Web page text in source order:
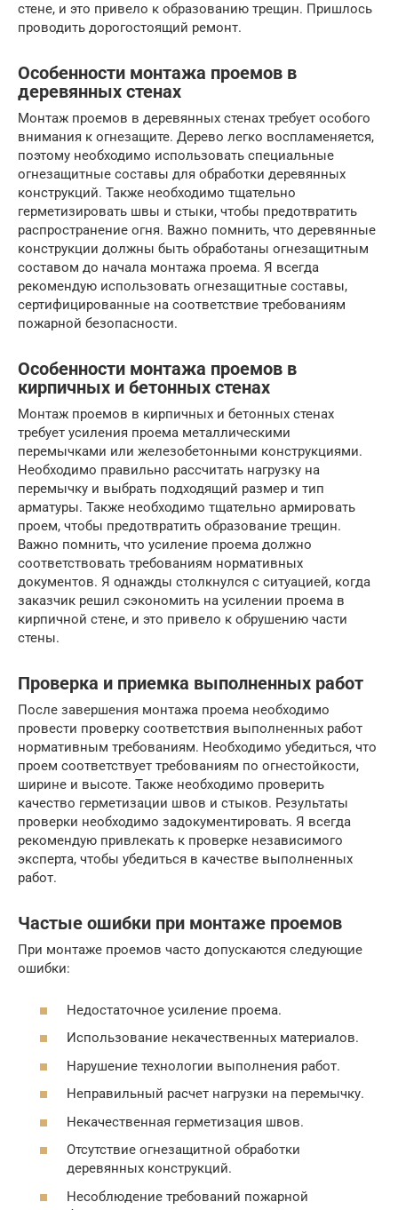
стене, и это привело к образованию трещин. Пришлось
проводить дорогостоящий ремонт.
Особенности монтажа проемов в
деревянных стенах
Монтаж проемов в деревянных стенах требует особого
внимания к огнезащите. Дерево легко воспламеняется,
поэтому необходимо использовать специальные
огнезащитные составы для обработки деревянных
конструкций. Также необходимо тщательно
герметизировать швы и стыки, чтобы предотвратить
распространение огня. Важно помнить, что деревянные
конструкции должны быть обработаны огнезащитным
составом до начала монтажа проема. Я всегда
рекомендую использовать огнезащитные составы,
сертифицированные на соответствие требованиям
пожарной безопасности.
Особенности монтажа проемов в
кирпичных и бетонных стенах
Монтаж проемов в кирпичных и бетонных стенах
требует усиления проема металлическими
перемычками или железобетонными конструкциями.
Необходимо правильно рассчитать нагрузку на
перемычку и выбрать подходящий размер и тип
арматуры. Также необходимо тщательно армировать
проем, чтобы предотвратить образование трещин.
Важно помнить, что усиление проема должно
соответствовать требованиям нормативных
документов. Я однажды столкнулся с ситуацией, когда
заказчик решил сэкономить на усилении проема в
кирпичной стене, и это привело к обрушению части
стены.
Проверка и приемка выполненных работ
После завершения монтажа проема необходимо
провести проверку соответствия выполненных работ
нормативным требованиям. Необходимо убедиться, что
проем соответствует требованиям по огнестойкости,
ширине и высоте. Также необходимо проверить
качество герметизации швов и стыков. Результаты
проверки необходимо задокументировать. Я всегда
рекомендую привлекать к проверке независимого
эксперта, чтобы убедиться в качестве выполненных
работ.
Частые ошибки при монтаже проемов
При монтаже проемов часто допускаются следующие
ошибки:
Недостаточное усиление проема.
Использование некачественных материалов.
Нарушение технологии выполнения работ.
Неправильный расчет нагрузки на перемычку.
Некачественная герметизация швов.
Отсутствие огнезащитной обработки
деревянных конструкций.
Несоблюдение требований пожарной